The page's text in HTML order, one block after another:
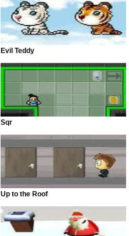
Evil Teddy
Sqr
Up to the Roof